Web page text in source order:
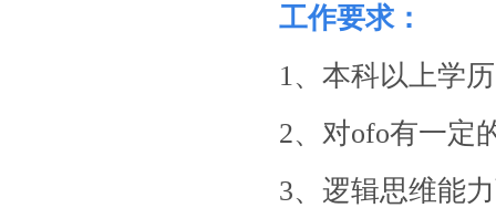
工作要求：
1、 本科以上学
2、对ofo有一定
3、逻辑思维能